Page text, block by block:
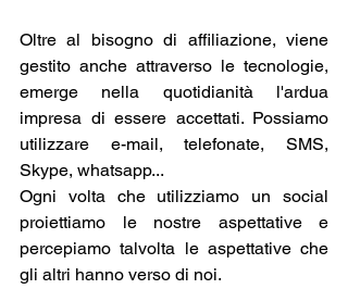
Oltre al bisogno di affiliazione, viene
gestito anche attraverso le tecnologie,
emerge nella quotidianità l'ardua
impresa di essere accettati. Possiamo
utilizzare e-mail, telefonate, SMS,
Skype, whatsapp...
Ogni volta che utilizziamo un social
proiettiamo le nostre aspettative e
percepiamo talvolta le aspettative che
gli altri hanno verso di noi.